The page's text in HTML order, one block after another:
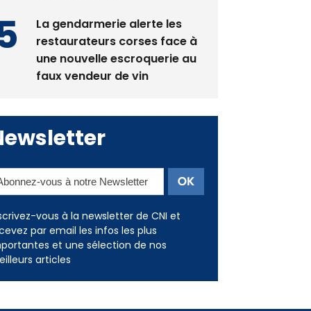
La gendarmerie alerte les
restaurateurs corses face à
une nouvelle escroquerie au
faux vendeur de vin
vous à la newsletter de CNI et
par email les infos les plus
et une sélection de nos
articles